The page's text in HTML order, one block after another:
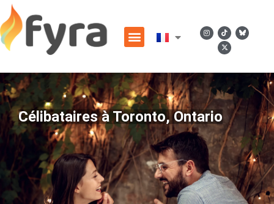
Célibataires à Toronto, Ontario